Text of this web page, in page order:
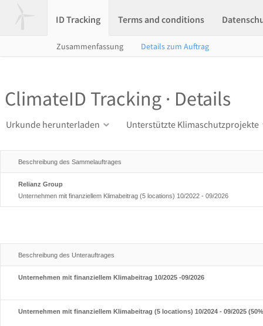
ID Tracking Terms and conditions
Zusammenfassung Details zum Auftrag
ClimateID Tracking · Details
Urkunde herunterladen Unterstützte Klimaschutzprojekte
Beschreibung des Sammelauftrages
Relianz Group
Unternehmen mit finanziellem Klimabeitrag (5 locations) 10/2022 - 09/2026
Beschreibung des Unterauftrages
Unternehmen mit finanziellem Klimabeitrag 10/2025 -09/2026
Unternehmen mit finanziellem Klimabeitrag (5 locations) 10/2024 - 09/2025